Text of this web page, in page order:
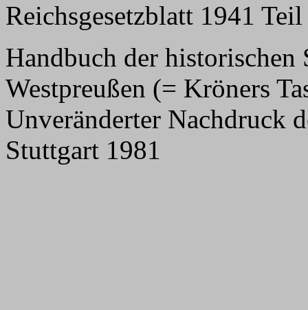
Reichsgesetzblatt 1941
Handbuch der historischen
Westpreußen (= Kröners
Unveränderter Nachdruck
Stuttgart 1981